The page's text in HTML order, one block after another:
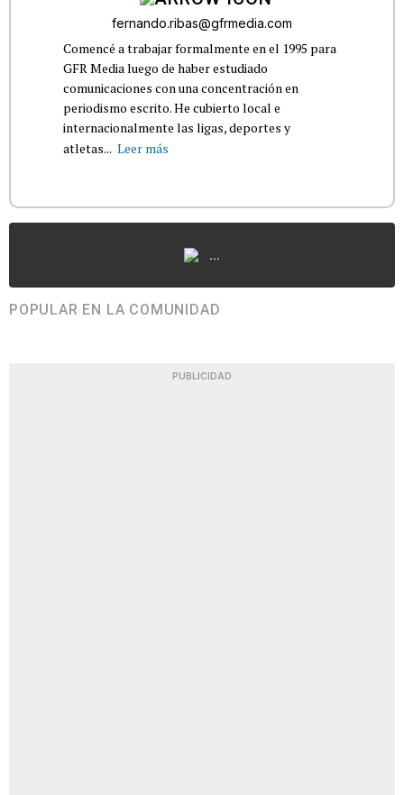
fernando.ribas@gfrmedia.com
Comencé a trabajar formalmente en el 1995 para
GFR Media luego de haber estudiado
comunicaciones con una concentración en
periodismo escrito. He cubierto local e
internacionalmente las ligas, deportes y
atletas... Leer más
...
POPULAR EN LA COMUNIDAD
PUBLICIDAD